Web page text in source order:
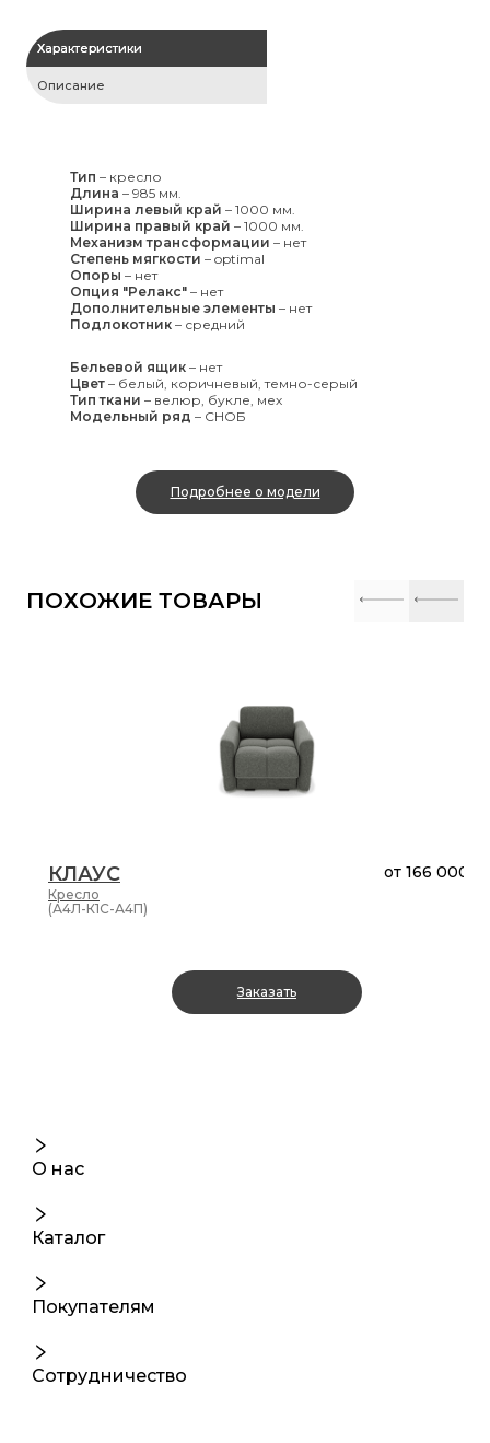
Характеристики
Описание
Тип – кресло
Длина – 985 мм.
Ширина левый край – 1000 мм.
Ширина правый край – 1000 мм.
Механизм трансформации – нет
Степень мягкости – optimal
Опоры – нет
Опция "Релакс" – нет
Дополнительные элементы – нет
Подлокотник – средний
Бельевой ящик – нет
Цвет – белый, коричневый, темно-серый
Тип ткани – велюр, букле, мех
Модельный ряд – СНОБ
Подробнее о модели
ПОХОЖИЕ ТОВАРЫ
КЛАУС
Кресло
от 166 000 ₽
(А4Л-К1С-А4П)
Заказать
О нас
Каталог
Покупателям
Сотрудничество